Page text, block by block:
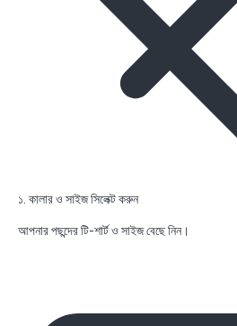
১. কালার ও সাইজ সিলেক্ট করুন
আপনার পছন্দের টি-শার্ট ও সাইজ বেছে নিন।